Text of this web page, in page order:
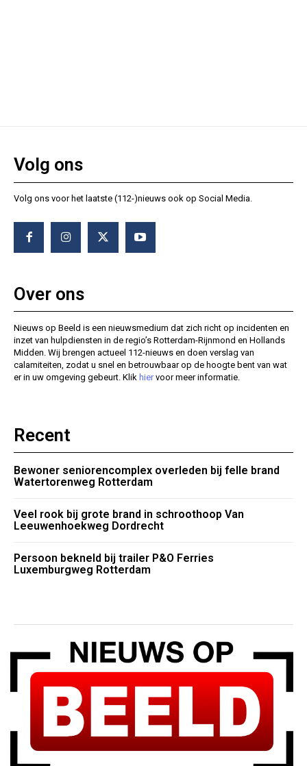
Volg ons
Volg ons voor het laatste (112-)nieuws ook op Social Media.
Over ons
Nieuws op Beeld is een nieuwsmedium dat zich richt op incidenten en
inzet van hulpdiensten in de regio’s Rotterdam-Rijnmond en Hollands
Midden. Wij brengen actueel 112-nieuws en doen verslag van
calamiteiten, zodat u snel en betrouwbaar op de hoogte bent van wat
er in uw omgeving gebeurt. Klik hiervoor meer informatie.
Recent
Bewoner seniorencomplex overleden bij felle brand
Watertorenweg Rotterdam
Veel rook bij grote brand in schroothoop Van
Leeuwenhoekweg Dordrecht
Persoon bekneld bij trailer P&O Ferries
Luxemburgweg Rotterdam